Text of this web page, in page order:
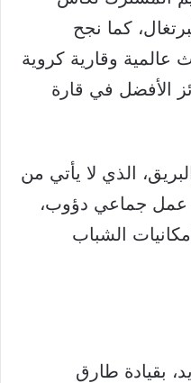
والبرتغال، كما نجح
وقارية كروية
الأفضل في قارة
الذي لا يأتي من
عمل جماعي دؤوب،
الشباب
بقيادة طارق